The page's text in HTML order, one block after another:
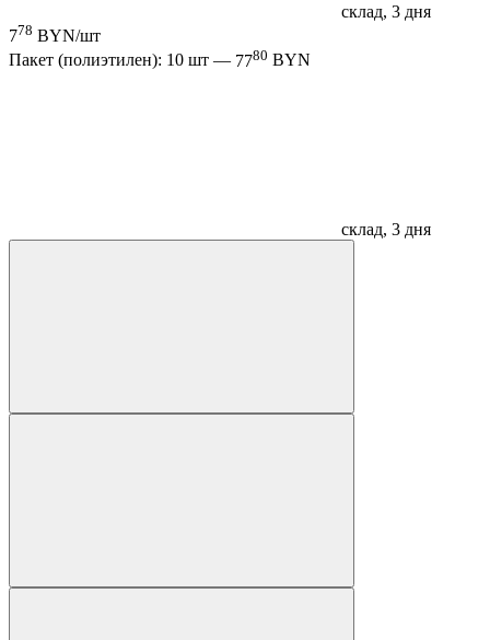
склад, 3 дня
778 BYN/шт
Пакет (полиэтилен): 10 шт — 7780 BYN
склад, 3 дня